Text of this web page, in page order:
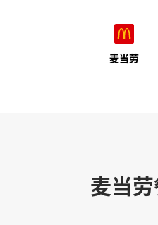
麦当劳
麦当